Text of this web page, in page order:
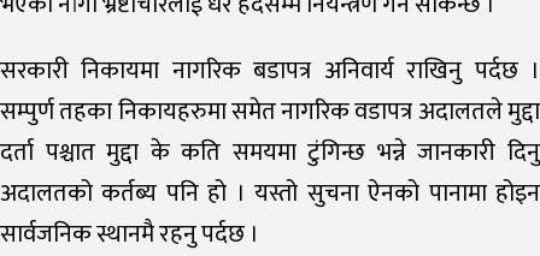
सरकारी निकायमा नागरिक बडापत्र अनिवार्य राखिनु पर्दछ ।
सम्पुर्ण तहका निकायहरुमा समेत नागरिक वडापत्र अदालतले मुद्दा
दर्ता पश्चात मुद्दा के कति समयमा टुंगिन्छ भन्ने जानकारी दिनु
अदालतको कर्तब्य पनि हो । यस्तो सुचना ऐनको पानामा होइन
सार्वजनिक स्थानमै रहनु पर्दछ ।